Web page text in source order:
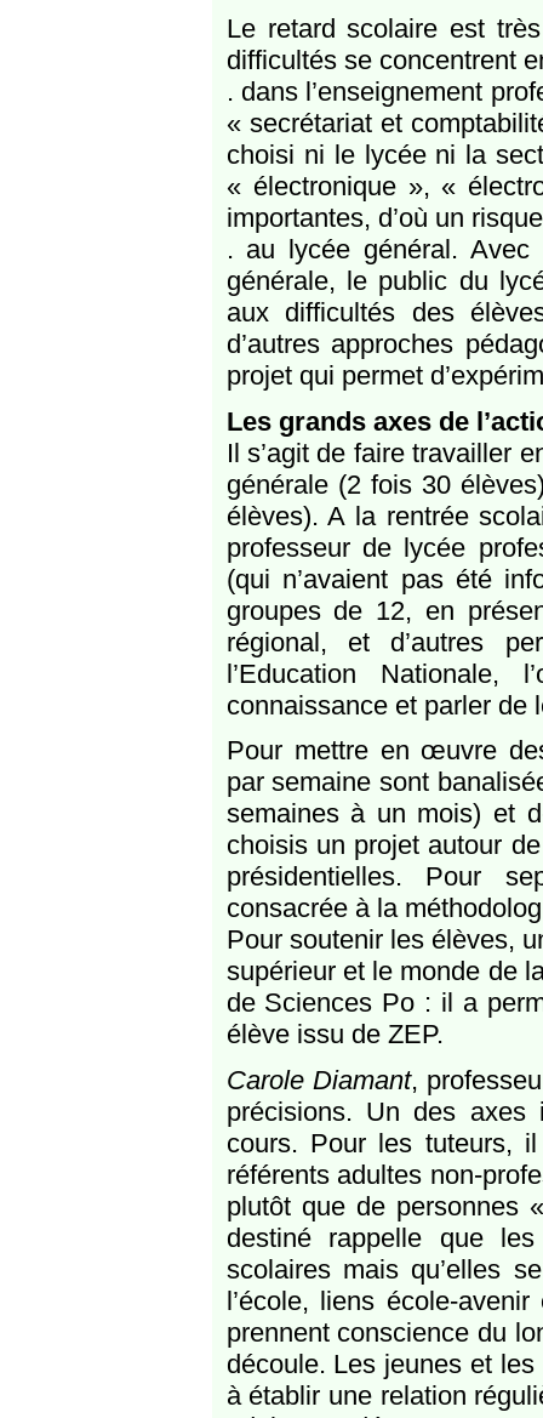
Le retard scolaire est
difficultés se concentrent
. dans l’enseignement
« secrétariat et
choisi ni le lycée ni la
« électronique », «
importantes, d’où un
. au lycée général. Avec
générale, le public du
aux difficultés des
d’autres approches
projet qui permet
Les grands axes de
Il s’agit de faire travailler
générale (2 fois 30
élèves). A la rentrée
professeur de lycée
(qui n’avaient pas été
groupes de 12, en
régional, et d’autres
l’Education
connaissance et parler de
Pour mettre en œuvre
par semaine sont
semaines à un mois) et
choisis un projet autour
présidentielles. Pour
consacrée à la
Pour soutenir les élèves,
supérieur et le monde de
de Sciences Po : il a
élève issu de ZEP.
Carole Diamant,
précisions. Un des axes
cours. Pour les tuteurs, il
référents adultes non-
plutôt que de personnes
destiné rappelle que
scolaires mais qu’elles
l’école, liens école-
prennent conscience du
découle. Les jeunes et
à établir une relation